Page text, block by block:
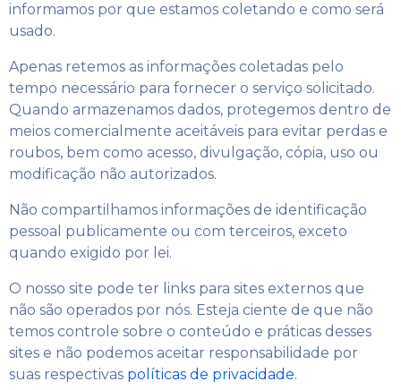
informamos por que estamos coletando e como será
usado.
Apenas retemos as informações coletadas pelo
tempo necessário para fornecer o serviço solicitado.
Quando armazenamos dados, protegemos dentro de
meios comercialmente aceitáveis ​​para evitar perdas e
roubos, bem como acesso, divulgação, cópia, uso ou
modificação não autorizados.
Não compartilhamos informações de identificação
pessoal publicamente ou com terceiros, exceto
quando exigido por lei.
O nosso site pode ter links para sites externos que
não são operados por nós. Esteja ciente de que não
temos controle sobre o conteúdo e práticas desses
sites e não podemos aceitar responsabilidade por
suas respectivas políticas de privacidade.